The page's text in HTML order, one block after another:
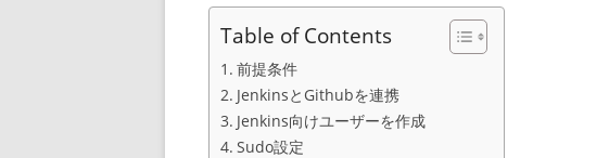
Table of Contents
前提条件
JenkinsとGithubを連携
Jenkins向けユーザーを作成
Sudo設定